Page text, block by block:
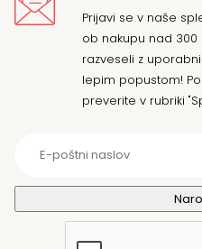
Prijavi se v naše
ob nakupu nad
razveseli z
lepim popustom!
preverite v rubriki